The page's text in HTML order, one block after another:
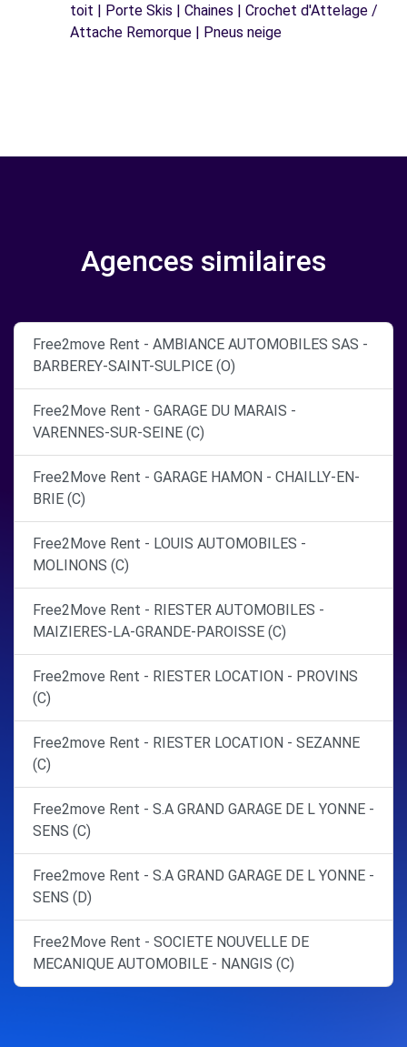
toit | Porte Skis | Chaines | Crochet d'Attelage /
Attache Remorque | Pneus neige
Agences similaires
Free2move Rent - AMBIANCE AUTOMOBILES SAS -
BARBEREY-SAINT-SULPICE (O)
Free2Move Rent - GARAGE DU MARAIS -
VARENNES-SUR-SEINE (C)
Free2Move Rent - GARAGE HAMON - CHAILLY-EN-
BRIE (C)
Free2Move Rent - LOUIS AUTOMOBILES -
MOLINONS (C)
Free2Move Rent - RIESTER AUTOMOBILES -
MAIZIERES-LA-GRANDE-PAROISSE (C)
Free2move Rent - RIESTER LOCATION - PROVINS
(C)
Free2move Rent - RIESTER LOCATION - SEZANNE
(C)
Free2move Rent - S.A GRAND GARAGE DE L YONNE -
SENS (C)
Free2move Rent - S.A GRAND GARAGE DE L YONNE -
SENS (D)
Free2Move Rent - SOCIETE NOUVELLE DE
MECANIQUE AUTOMOBILE - NANGIS (C)